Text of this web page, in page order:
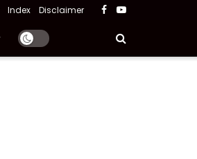
Index Disclaimer